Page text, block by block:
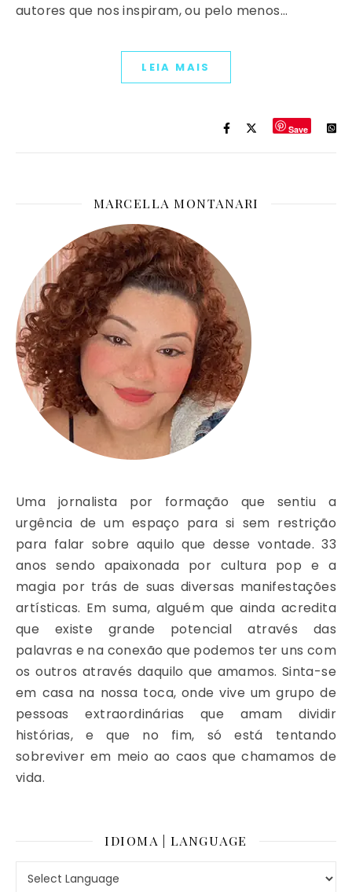
autores que nos inspiram, ou pelo menos…
LEIA MAIS
Save
MARCELLA MONTANARI
Uma jornalista por formação que sentiu a
urgência de um espaço para si sem restrição
para falar sobre aquilo que desse vontade. 33
anos sendo apaixonada por cultura pop e a
magia por trás de suas diversas manifestações
artísticas. Em suma, alguém que ainda acredita
que existe grande potencial através das
palavras e na conexão que podemos ter uns com
os outros através daquilo que amamos. Sinta-se
em casa na nossa toca, onde vive um grupo de
pessoas extraordinárias que amam dividir
histórias, e que no fim, só está tentando
sobreviver em meio ao caos que chamamos de
vida.
IDIOMA | LANGUAGE